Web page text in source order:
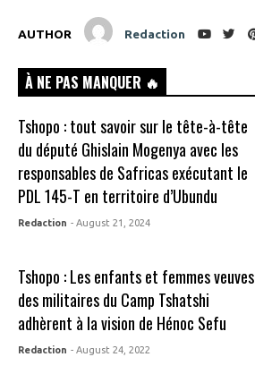
AUTHOR Redaction
À NE PAS MANQUER 🔥
Tshopo : tout savoir sur le tête-à-tête
du député Ghislain Mogenya avec les
responsables de Safricas exécutant le
PDL 145-T en territoire d’Ubundu
Redaction - August 21, 2024
Tshopo : Les enfants et femmes veuves
des militaires du Camp Tshatshi
adhèrent à la vision de Hénoc Sefu
Redaction - August 24, 2022